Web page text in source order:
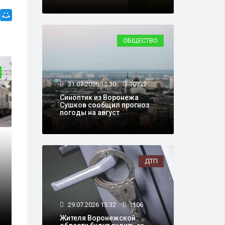
21.05.2026 15:31 4029
В Воронежской области к выходным
ОБЩЕСТВО
31.07.2026 15:30 10732
Синоптик из Воронежа
Сушков сообщил прогноз
погоды на август
ДТП
29.07.2026 15:32 1106
Жителя Воронежской